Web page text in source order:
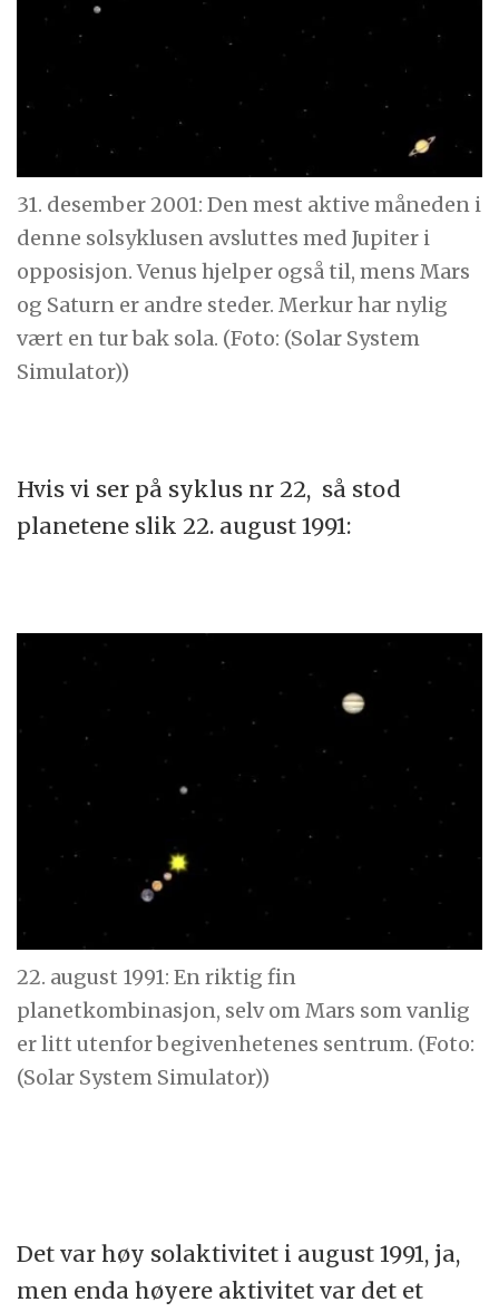
31. desember 2001: Den mest aktive måneden i
denne solsyklusen avsluttes med Jupiter i
opposisjon. Venus hjelper også til, mens Mars
og Saturn er andre steder. Merkur har nylig
vært en tur bak sola. (Foto: (Solar System
Simulator))
Hvis vi ser på syklus nr 22, så stod
planetene slik 22. august 1991:
22. august 1991: En riktig fin
planetkombinasjon, selv om Mars som vanlig
er litt utenfor begivenhetenes sentrum. (Foto:
(Solar System Simulator))
Det var høy solaktivitet i august 1991, ja,
men enda høyere aktivitet var det et